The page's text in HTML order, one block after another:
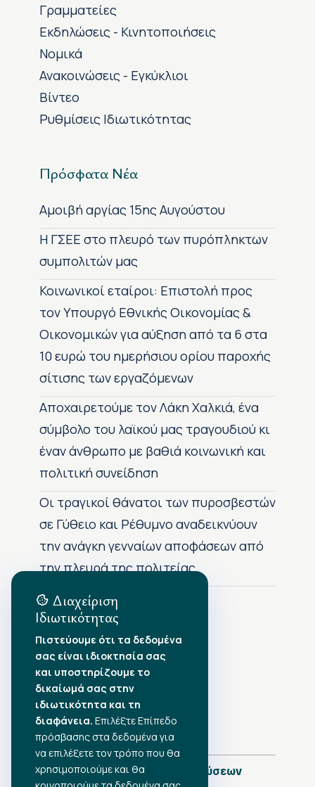
Γραμματείες
Εκδηλώσεις - Κινητοποιήσεις
Νομικά
Ανακοινώσεις - Εγκύκλιοι
Βίντεο
Ρυθμίσεις Ιδιωτικότητας
Πρόσφατα Νέα
Αμοιβή αργίας 15ης Αυγούστου
H ΓΣΕΕ στο πλευρό των πυρόπληκτων
συμπολιτών μας
Κοινωνικοί εταίροι: Επιστολή προς
τον Υπουργό Εθνικής Οικονομίας &
Οικονομικών για αύξηση από τα 6 στα
10 ευρώ του ημερήσιου ορίου παροχής
σίτισης των εργαζόμενων
Αποχαιρετούμε τον Λάκη Χαλκιά, ένα
σύμβολο του λαϊκού μας τραγουδιού κι
έναν άνθρωπο με βαθιά κοινωνική και
πολιτική συνείδηση
Οι τραγικοί θάνατοι των πυροσβεστών
σε Γύθειο και Ρέθυμνο αναδεικνύουν
την ανάγκη γενναίων αποφάσεων από
την πλευρά της πολιτείας
Αρχείο Δημοσιεύσεων
•Αύγουστος 2026
•Ιούλιος 2026
•Ιούνιος 2026
•Μάιος 2026
•Απρίλιος 2026
•Μάρτιος 2026
Πλήρες Ημερολόγιο Δημοσιεύσεων
Διαχείριση
Ιδιωτικότητας
Πιστεύουμε ότι τα δεδομένα
σας είναι ιδιοκτησία σας
και υποστηρίζουμε το
δικαίωμά σας στην
ιδιωτικότητα και τη
διαφάνεια. Επιλέξτε Επίπεδο
πρόσβασης στα δεδομένα για
να επιλέξετε τον τρόπο που θα
χρησιμοποιούμε και θα